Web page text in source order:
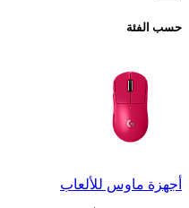
حسب الفئة
أجهزة ماوس للألعاب